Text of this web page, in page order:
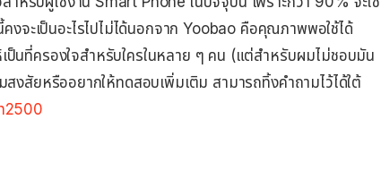
จะเป็นอะไรไปไม่ได้นอกจาก Yoobao คือคุณภาพพอใช้ได้
ป็นที่ครองใจสำหรับใครในหลาย ๆ คน (แต่สำหรับผมไม่ชอบมัน
สงสัยหรืออยากให้ทดสอบเพิ่มเติม สามารถทิ้งคำถามไว้ได้ใต้